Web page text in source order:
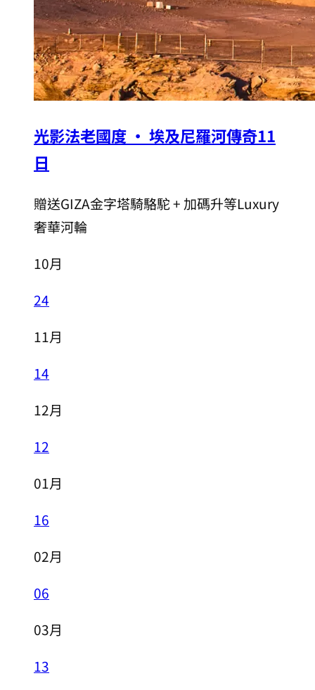
光影法老國度 • 埃及尼羅河傳奇11
日
贈送GIZA金字塔騎駱駝 + 加碼升等Luxury
奢華河輪
10月
24
11月
14
12月
12
01月
16
02月
06
03月
13